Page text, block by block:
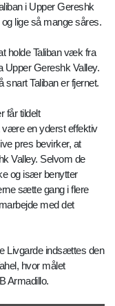
i Upper Gereshk
lige så mange såres.
holde Taliban væk fra
Upper Gereshk Valley.
Taliban er fjernet.
får tildelt
være en yderst effektiv
pres bevirker, at
Valley. Selvom de
og især benytter
sætte gang i flere
med det
Livgarde indsættes den
hvor målet
Armadillo.